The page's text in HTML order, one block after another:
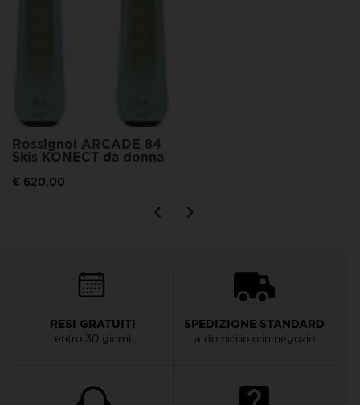
Rossignol ARCADE 84
Skis KONECT da donna
€ 620,00
RESI GRATUITI
entro 30 giorni
SPEDIZIONE STANDARD
a domicilio o in negozio